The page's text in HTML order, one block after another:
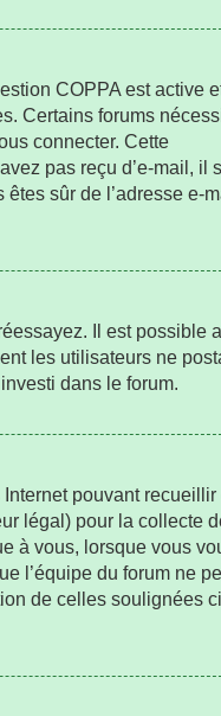
COPPA est active
Certains forums
connecter. Cette
pas reçu d’e-mail, il
sûr de l’adresse e-
Il est possible
les utilisateurs ne
dans le forum.
pouvant recueillir
légal) pour la collecte
à vous, lorsque vous
l’équipe du forum ne
de celles soulignées